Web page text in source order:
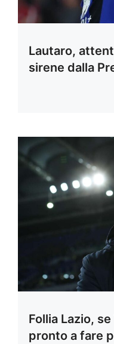
Lautaro,
sirene dalla
Follia Lazio,
pronto a fare